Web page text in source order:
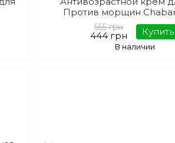
Против морщин
555 грн
444 грн Купить
В наличии